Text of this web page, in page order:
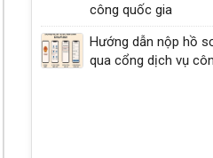
công quốc gia
Hướng dẫn nộp hồ
qua cổng dịch vụ